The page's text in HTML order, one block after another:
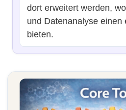
dort erweitert werden,
und Datenanalyse einen
bieten.